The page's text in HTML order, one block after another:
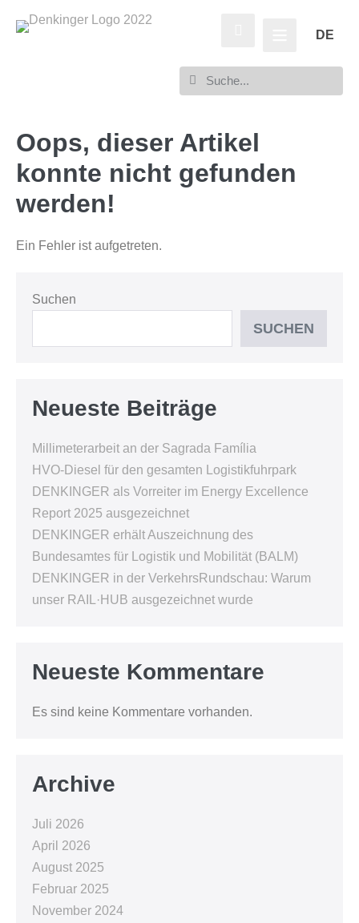
DE
Oops, dieser Artikel
konnte nicht gefunden
werden!
Ein Fehler ist aufgetreten.
Suchen
SUCHEN
Neueste Beiträge
Millimeterarbeit an der Sagrada Família
HVO-Diesel für den gesamten Logistikfuhrpark
DENKINGER als Vorreiter im Energy Excellence
Report 2025 ausgezeichnet
DENKINGER erhält Auszeichnung des
Bundesamtes für Logistik und Mobilität (BALM)
DENKINGER in der VerkehrsRundschau: Warum
unser RAIL·HUB ausgezeichnet wurde
Neueste Kommentare
Es sind keine Kommentare vorhanden.
Archive
Juli 2026
April 2026
August 2025
Februar 2025
November 2024